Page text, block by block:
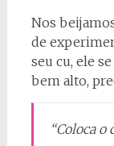
Nos
de
seu cu, ele
bem alto,
“Coloca o